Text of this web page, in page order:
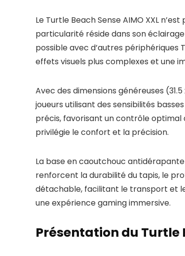
Le Turtle Beach Sense AIMO XXL
particularité réside dans son
possible avec d’autres
effets visuels plus complexes et une
Avec des dimensions généreuses
joueurs utilisant des sensibilités
précis, favorisant un contrôle optimal
privilégie le confort et la précision.
La base en caoutchouc
renforcent la durabilité du tapis, le
détachable, facilitant le transport et
une expérience gaming immersive.
Présentation du Turtle